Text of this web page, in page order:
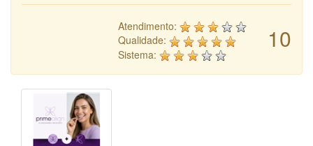
10
Atendimento:
Qualidade:
Sistema: